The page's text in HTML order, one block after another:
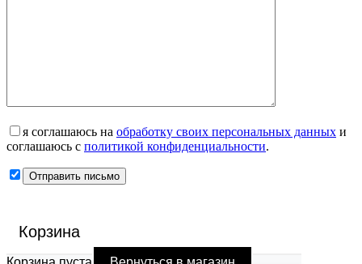
я соглашаюсь на обработку своих персональных данных и
соглашаюсь с политикой конфиденциальности.
Корзина